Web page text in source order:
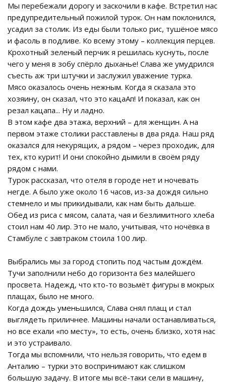
Мы перебежали дорогу и заскочили в кафе. Встретил нас
предупредительный пожилой турок. Он нам поклонился,
усадил за столик. Из еды были только рис, тушёное мясо
и фасоль в подливе. Ко всему этому – коллекция перцев.
Крохотный зеленый перчик я решилась куснуть, после
чего у меня в зобу спёрло дыханье! Слава же умудрился
съесть аж три штучки и заслужил уважение турка.
Мясо оказалось очень нежным. Когда я сказала это
хозяину, он сказал, что это кацаАп! И показал, как он
резал кацапа... Ну и ладно.
В этом кафе два этажа, верхний – для женщин. А на
первом этаже столики расставлены в два ряда. Наш ряд
оказался для некурящих, а рядом – через проходик, для
тех, кто курит! И они спокойно дымили в своём ряду
рядом с нами.
Турок рассказал, что отеля в городе нет и ночевать
негде. А было уже около 16 часов, из-за дождя сильно
стемнело и мы прикидывали, как нам быть дальше.
Обед из риса с мясом, салата, чая и безлимитного хлеба
стоил нам 40 лир. Это не мало, учитывая, что ночёвка в
Стамбуле с завтраком стоила 100 лир.
Выбрались мы за город стопить под частым дождём.
Тучи заполнили небо до горизонта без малейшего
просвета. Надежд, что кто-то возьмёт фигуры в мокрых
плащах, было не много.
Когда дождь уменьшился, Слава снял плащ и стал
выглядеть приличнее. Машины начали останавливаться,
но все ехали «по месту», то есть, очень близко, хотя нас
и это устраивало.
Тогда мы вспомнили, что нельзя говорить, что едем в
Анталию – турки это воспринимают как слишком
большую задачу. В итоге мы всё-таки сели в машину,